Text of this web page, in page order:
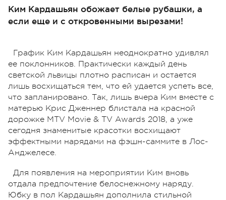
Ким Кардашьян обожает белые рубашки, а
если еще и с откровенными вырезами!
График Ким Кардашьян неоднократно удивлял
ее поклонников. Практически каждый день
светской львицы плотно расписан и остается
лишь восхищаться тем, что ей удается успеть все,
что запланировано. Так, лишь вчера Ким вместе с
матерью Крис Дженнер блистала на красной
дорожке MTV Movie & TV Awards 2018, а уже
сегодня знаменитые красотки восхищают
эффектными нарядами на фэшн-саммите в Лос-
Анджелесе.
Для появления на мероприятии Ким вновь
отдала предпочтение белоснежному наряду.
Юбку в пол Кардашьян дополнила стильной